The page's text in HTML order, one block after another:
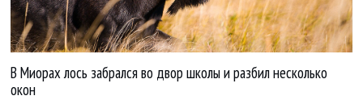
В Миорах лось забрался во двор школы и разбил несколько
окон